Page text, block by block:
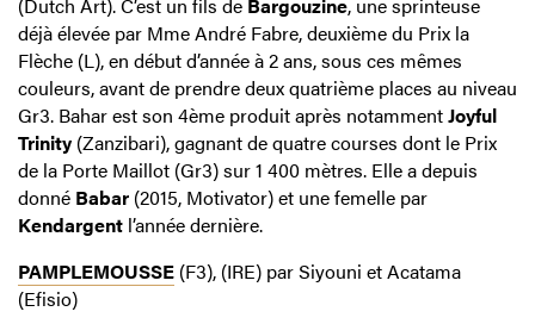
déjà élevée par Mme André Fabre, deuxième du Prix la
Flèche (L), en début d’année à 2 ans, sous ces mêmes
couleurs, avant de prendre deux quatrième places au niveau
Gr3. Bahar est son 4ème produit après notammentJoyful
Trinity (Zanzibari), gagnant de quatre courses dont le Prix
de la Porte Maillot (Gr3) sur 1 400 mètres. Elle a depuis
donné Babar (2015, Motivator) et une femelle par
Kendargent l’année dernière.
PAMPLEMOUSSE (F3), (IRE) par Siyouni et Acatama
(Efisio)